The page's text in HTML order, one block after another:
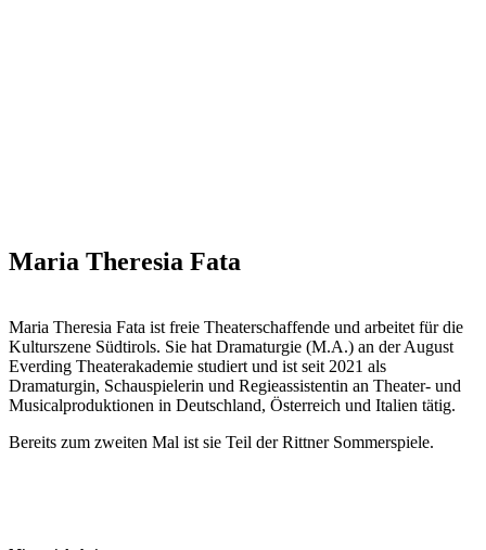
Maria Theresia Fata
Maria Theresia Fata ist freie Theaterschaffende und arbeitet für die
Kulturszene Südtirols. Sie hat Dramaturgie (M.A.) an der August
Everding Theaterakademie studiert und ist seit 2021 als
Dramaturgin, Schauspielerin und Regieassistentin an Theater- und
Musicalproduktionen in Deutschland, Österreich und Italien tätig.
Bereits zum zweiten Mal ist sie Teil der Rittner Sommerspiele.